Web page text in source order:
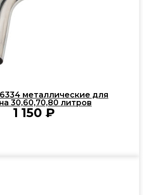
металлические для
30,60,70,80 литров
1 150 ₽